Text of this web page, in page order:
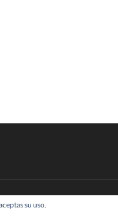
| © Todos los derechos reservados
su uso.